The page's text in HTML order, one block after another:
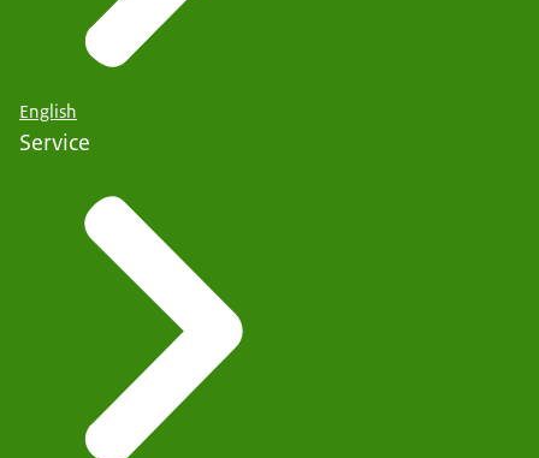
English
Service